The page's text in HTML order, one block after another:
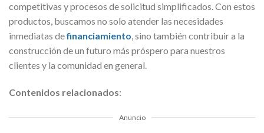
competitivas y procesos de solicitud simplificados. Con estos
productos, buscamos no solo atender las necesidades
inmediatas definanciamiento, sino también contribuir a la
construcción de un futuro más próspero para nuestros
clientes y la comunidad en general.
Contenidos relacionados:
Anuncio